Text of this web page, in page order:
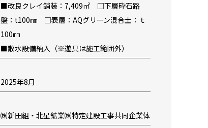
■改良クレイ舗装：7,409㎡ □下層砕石路
盤：t100㎜ □表層：AQグリーン混合土：ｔ
100㎜
■散水設備納入（※遊具は施工範囲外）
2025年8月
㈱新田組・北星鉱業㈱特定建設工事共同企業体